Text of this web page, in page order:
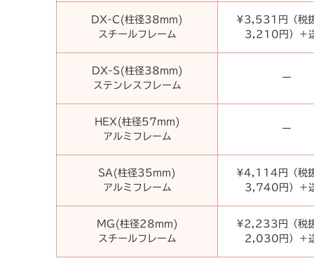
DX-C(柱径38mm)
スチールフレーム
¥3,531円（税
3,210円）＋
DX-S(柱径38mm)
ステンレスフレーム
ー
HEX(柱径57mm)
アルミフレーム
ー
SA(柱径35mm)
アルミフレーム
¥4,114円（税
3,740円）＋
MG(柱径28mm)
スチールフレーム
¥2,233円（税
2,030円）＋